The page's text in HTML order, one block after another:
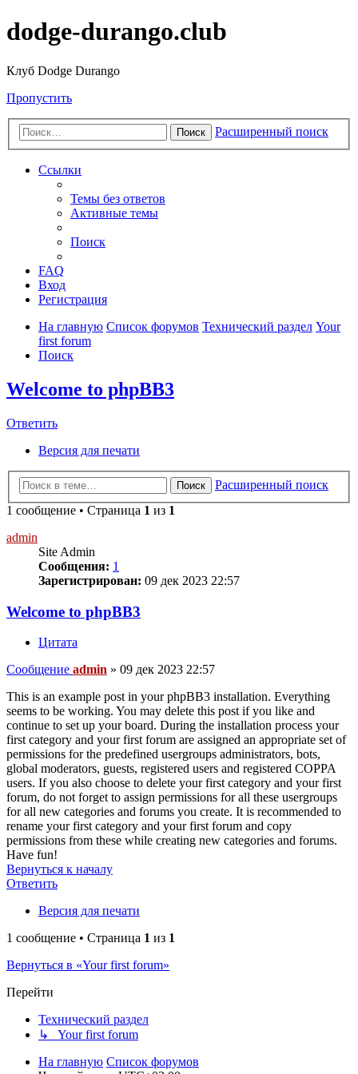
dodge-durango.club
Клуб Dodge Durango
Пропустить
Поиск Расширенный поиск
Ссылки
Темы без ответов
Активные темы
Поиск
FAQ
Вход
Регистрация
На главную Список форумов Технический раздел Your
first forum
Поиск
Welcome to phpBB3
Ответить
Версия для печати
Поиск
Расширенный поиск
1 сообщение • Страница 1 из 1
admin
Site Admin
Сообщения: 1
Зарегистрирован: 09 дек 2023 22:57
Welcome to phpBB3
Цитата
Сообщение admin » 09 дек 2023 22:57
This is an example post in your phpBB3 installation. Everything
seems to be working. You may delete this post if you like and
continue to set up your board. During the installation process your
first category and your first forum are assigned an appropriate set of
permissions for the predefined usergroups administrators, bots,
global moderators, guests, registered users and registered COPPA
users. If you also choose to delete your first category and your first
forum, do not forget to assign permissions for all these usergroups
for all new categories and forums you create. It is recommended to
rename your first category and your first forum and copy
permissions from these while creating new categories and forums.
Have fun!
Вернуться к началу
Ответить
Версия для печати
1 сообщение • Страница 1 из 1
Вернуться в «Your first forum»
Перейти
Технический раздел
↳ Your first forum
На главную Список форумов